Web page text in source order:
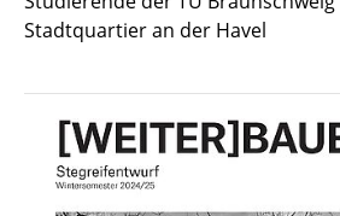
Stadtquartier an der Havel